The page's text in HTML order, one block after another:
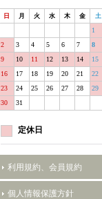
日 月 火 水 木 金 土
1
2
3 4 5 6 7
8
9
10 11 12 13 14
15
16
17 18 19 20 21
22
23
24 25 26 27 28
29
30
31
定休日
利用規約、会員規約
個人情報保護方針